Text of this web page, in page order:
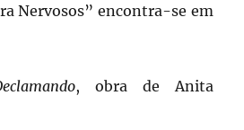
Nervosos” encontra-se em
, obra de Anita